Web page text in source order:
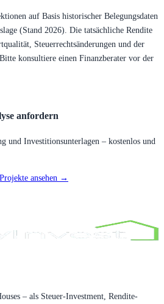
auf Basis historischer Belegungsdaten
(Stand 2026). Die tatsächliche Rendite
Steuerrechtsänderungen und der
konsultiere einen Finanzberater vor der
anfordern
und Investitionsunterlagen – kostenlos und
Projekte ansehen →
– als Steuer-Investment, Rendite-